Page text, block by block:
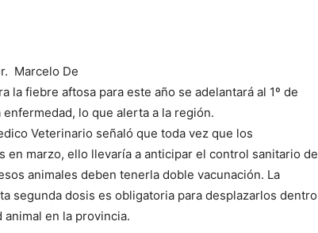
Marcelo De
fiebre aftosa para este año se adelantará al 1º de
lo que alerta a la región.
Veterinario señaló que toda vez que los
marzo, ello llevaría a anticipar el control sanitario de
animales deben tenerla doble vacunación. La
segunda dosis es obligatoria para desplazarlos dentro
en la provincia.